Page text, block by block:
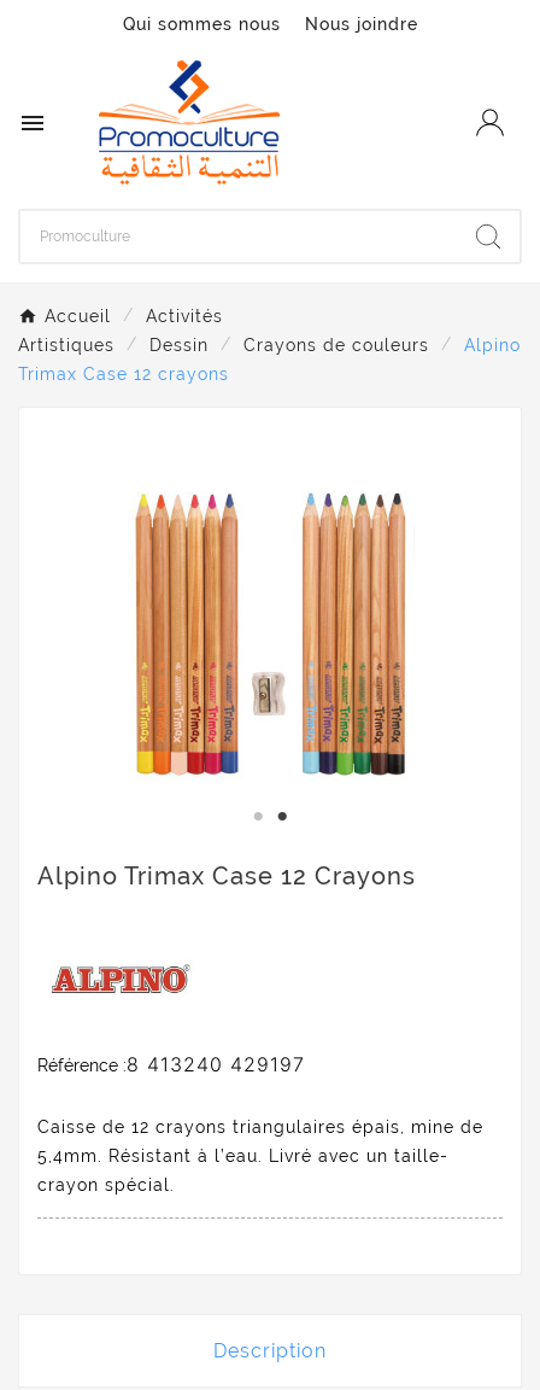
Qui sommes nous Nous joindre

Accueil
Activités
Artistiques
Dessin Crayons de couleurs
Alpino
Trimax Case 12 crayons
Alpino Trimax Case 12 Crayons
Référence :8 413240 429197
Caisse de 12 crayons triangulaires épais, mine de
5,4mm. Résistant à l’eau. Livré avec un taille-
crayon spécial.
Description